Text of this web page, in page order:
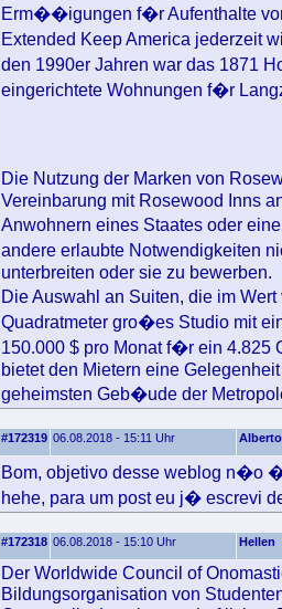
Erm��igungen f�r Aufenthalte
Extended Keep America jederzeit
den 1990er Jahren war das 1871
eingerichtete Wohnungen f�r
Die Nutzung der Marken von
Vereinbarung mit Rosewood Inns
Anwohnern eines Staates oder
andere erlaubte Notwendigkeiten
unterbreiten oder sie zu bewerben.
Die Auswahl an Suiten, die im
Quadratmeter gro�es Studio mit
150.000 $ pro Monat f�r ein 4.825
bietet den Mietern eine
geheimsten Geb�ude der
#172319 06.08.2018 - 15:11 Uhr Alberto
Bom, objetivo desse weblog n�o
hehe, para um post eu j� escrevi
#172318 06.08.2018 - 15:10 Uhr Hellen
Der Worldwide Council of
Bildungsorganisation von